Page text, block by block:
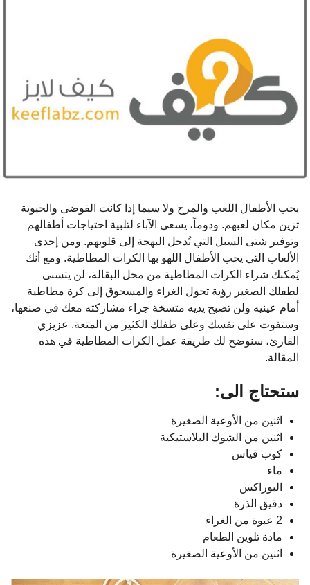
يحب الأطفال اللعب والمرح ولا سيما إذا كانت الفوضى والحيوية
تزين مكان لعبهم. ودوماً، يسعى الآباء لتلبية احتياجات أطفالهم
وتوفير شتى السبل التي تُدخل البهجة إلى قلوبهم. ومن إحدى
الألعاب التي يحب الأطفال اللهو بها الكرات المطاطية. ومع أنك
يُمكنك شراء الكرات المطاطية من محل البقالة، لن يتسنى
لطفلك الصغير رؤية تحول الغراء والمسحوق إلى كرة مطاطية
أمام عينيه ولن تصبح يديه متسخة جراء مشاركته معك في صنعها،
وستفوت على نفسك وعلى طفلك الكثير من المتعة. عزيزي
القارئ، سنوضح لك طريقة عمل الكرات المطاطية في هذه
المقالة.
ستحتاج الى:
اثنين من الأوعية الصغيرة
اثنين من الشوك البلاستيكية
كوب قياس
ماء
البوراكس
دقيق الذرة
2 عبوة من الغراء
مادة تلوين الطعام
اثنين من الأوعية الصغيرة